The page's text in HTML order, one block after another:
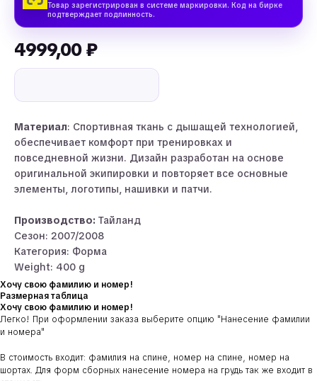
Товар зарегистрирован в системе маркировки. Код на бирке
подтверждает подлинность.
4999,00 ₽
Материал: Спортивная ткань с дышащей технологией,
обеспечивает комфорт при тренировках и
повседневной жизни. Дизайн разработан на основе
оригинальной экипировки и повторяет все основные
элементы, логотипы, нашивки и патчи.
Производство: Тайланд
Сезон: 2007/2008
Категория: Форма
Weight: 400 g
Хочу свою фамилию и номер!
Размерная таблица
Хочу свою фамилию и номер!
Легко! При оформлении заказа выберите опцию "Нанесение фамилии
и номера"
В стоимость входит: фамилия на спине, номер на спине, номер на
шортах. Для форм сборных нанесение номера на грудь так же входит в